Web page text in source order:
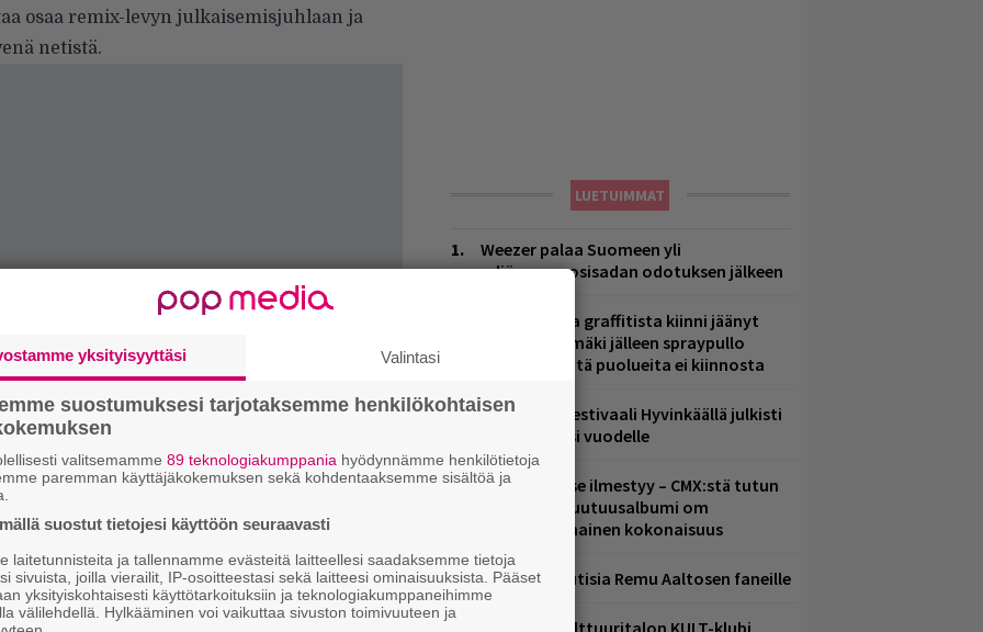
osaa remix-levyn julkaisemisjuhlaan ja
netistä.
tiedät mistä kahvitauolla puhutaan! Nappaa
suoraan sähköpostiin tästä.
LUETUIMMAT
Weezer palaa Suomeen yli
neljännesvuosisadan odotuksen jälkeen
Laittomasta graffitista kiinni jäänyt
Paavo Arhinmäki jälleen spraypullo
kädessä – näitä puolueita ei kiinnosta
Äärimetallifestivaali Hyvinkäällä julkisti
esiintyjiä ensi vuodelle
Huomenna se ilmestyy – CMX:stä tutun
A.W. Yrjänän uutuusalbumi om
mammuttimainen kokonaisuus
Mainioita uutisia Remu Aaltosen faneille
Helsingin Kulttuuritalon KULT-klubi
yksityisyyttäsi Valintasi
suostumuksesi tarjotaksemme henkilökohtaisen
valitsemamme 89 teknologiakumppania hyödynnämme henkilötietoja
paremman käyttäjäkokemuksen sekä kohdentaaksemme sisältöä ja
suostut tietojesi käyttöön seuraavasti
laitetunnisteita ja tallennamme evästeitä laitteellesi saadaksemme tietoja
sivuista, joilla vierailit, IP-osoitteestasi sekä laitteesi ominaisuuksista. Pääset
yksityiskohtaisesti käyttötarkoituksiin ja teknologiakumppaneihimme
välilehdellä. Hylkääminen voi vaikuttaa sivuston toimivuuteen ja